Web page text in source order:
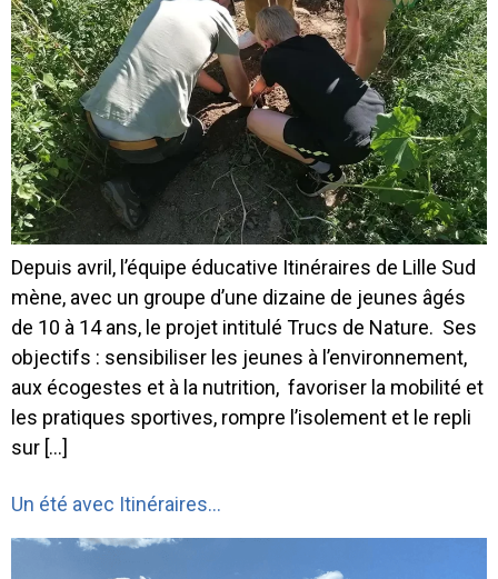
Depuis avril, l’équipe éducative Itinéraires de Lille Sud
mène, avec un groupe d’une dizaine de jeunes âgés
de 10 à 14 ans, le projet intitulé Trucs de Nature. Ses
objectifs : sensibiliser les jeunes à l’environnement,
aux écogestes et à la nutrition, favoriser la mobilité et
les pratiques sportives, rompre l’isolement et le repli
sur […]
Un été avec Itinéraires…